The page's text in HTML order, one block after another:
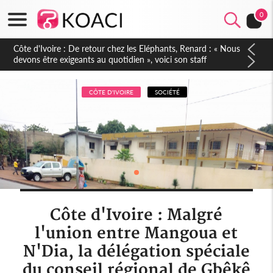
0
Côte d'Ivoire : 66e anniversaire de l'Indépendance, les Forces
de Défense et de Sécurité affichent leur puissance et
réaffirment leur engagement envers la Nation
CÔTE D'IVOIRE SOCIÉTÉ
Côte d'Ivoire : Malgré
l'union entre Mangoua et
N'Dia, la délégation spéciale